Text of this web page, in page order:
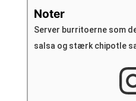
Noter
Server burritoerne som
salsa og stærk chipotle